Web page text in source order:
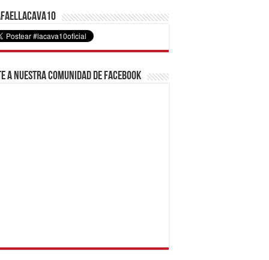
a nuestra comunidad de Facebook